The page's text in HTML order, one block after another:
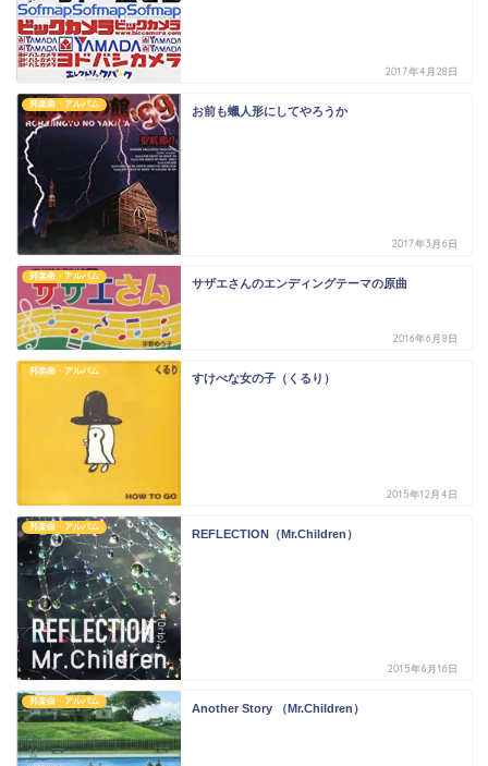
2017年4月28日
邦楽曲・アルバム
お前も蠟人形にしてやろうか
2017年3月6日
邦楽曲・アルバム
サザエさんのエンディングテーマの原曲
2016年6月8日
邦楽曲・アルバム
すけべな女の子（くるり）
2015年12月4日
邦楽曲・アルバム
REFLECTION（Mr.Children）
2015年6月16日
邦楽曲・アルバム
Another Story （Mr.Children）